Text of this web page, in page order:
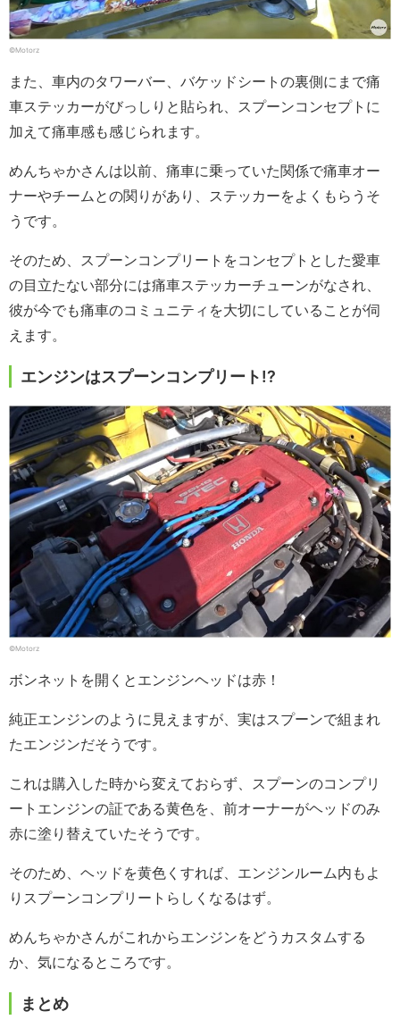
©Motorz
また、車内のタワーバー、バケッドシートの裏側にまで痛
車ステッカーがびっしりと貼られ、スプーンコンセプトに
加えて痛車感も感じられます。
めんちゃかさんは以前、痛車に乗っていた関係で痛車オー
ナーやチームとの関りがあり、ステッカーをよくもらうそ
うです。
そのため、スプーンコンプリートをコンセプトとした愛車
の目立たない部分には痛車ステッカーチューンがなされ、
彼が今でも痛車のコミュニティを大切にしていることが伺
えます。
エンジンはスプーンコンプリート!?
©Motorz
ボンネットを開くとエンジンヘッドは赤！
純正エンジンのように見えますが、実はスプーンで組まれ
たエンジンだそうです。
これは購入した時から変えておらず、スプーンのコンプリ
ートエンジンの証である黄色を、前オーナーがヘッドのみ
赤に塗り替えていたそうです。
そのため、ヘッドを黄色くすれば、エンジンルーム内もよ
りスプーンコンプリートらしくなるはず。
めんちゃかさんがこれからエンジンをどうカスタムする
か、気になるところです。
まとめ